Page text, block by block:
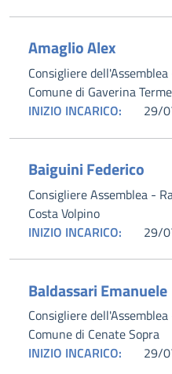
Amaglio Alex
Consigliere
Comune di Gaverina Terme
INIZIO INCARICO:
29/
Baiguini Federico
Consigliere Assemblea -
Costa Volpino
INIZIO INCARICO:
29/
Baldassari Emanuele
Consigliere
Comune di Cenate Sopra
INIZIO INCARICO:
29/